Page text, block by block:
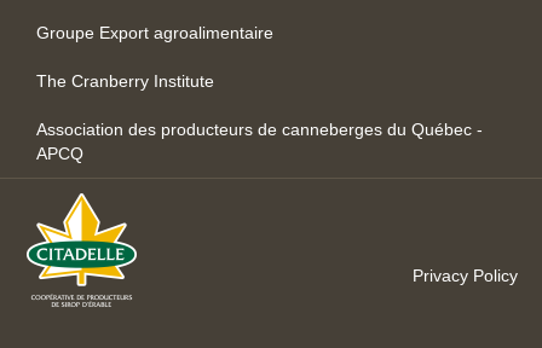
Groupe Export agroalimentaire
The Cranberry Institute
Association des producteurs de canneberges du Québec -
APCQ
Privacy Policy